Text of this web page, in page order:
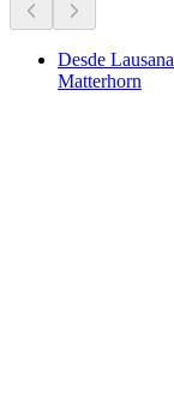
Desde
Matterhorn